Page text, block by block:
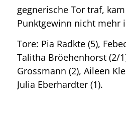
gegnerische Tor traf,
Punktgewinn nicht mehr
Tore: Pia Radkte (5),
Talitha Bröehenhorst (2/
Grossmann (2), Aileen
Julia Eberhardter (1).